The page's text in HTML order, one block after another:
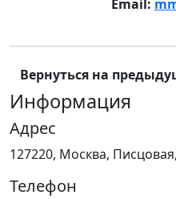
Email:
Вернуться на
Информация
Адрес
127220, Москва,
Телефон